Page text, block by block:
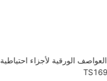
OEM 28T 4 العواصف الورقية لأجزاء احتياطية